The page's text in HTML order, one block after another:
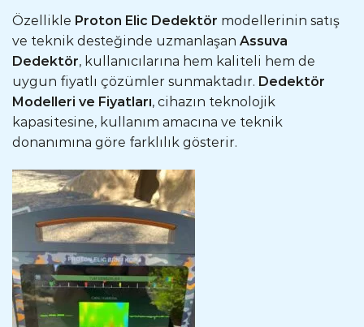
Özellikle Proton Elic Dedektör modellerinin satış
ve teknik desteğinde uzmanlaşan Assuva
Dedektör, kullanıcılarına hem kaliteli hem de
uygun fiyatlı çözümler sunmaktadır. Dedektör
Modelleri ve Fiyatları, cihazın teknolojik
kapasitesine, kullanım amacına ve teknik
donanımına göre farklılık gösterir.